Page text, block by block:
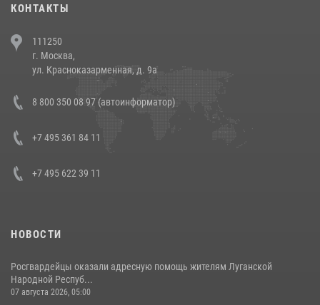
напавших на бригаду скорой помощи (видео)
14 июля 2026, 12:20
В Росгвардии прошла военно-научная конференция по обобщению
боевого опыта
КОНТАКТЫ
111250
г. Москва,
ул. Красноказарменная, д. 9а
8 800 350 08 97 (автоинформатор)
+7 495 361 84 11
+7 495 622 39 11
НОВОСТИ
Росгвардейцы оказали адресную помощь жителям Луганской
Народной Респуб...
07 августа 2026, 05:00